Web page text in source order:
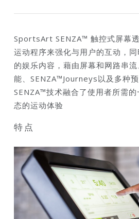
SportsArt SENZA™ 触控式屏幕
运动程序来强化与用户的互动，
的娱乐内容，藉由屏幕和网路串
能、SENZA™Journeys以及多种预
SENZA™技术融合了使用者所需
态的运动体验
特点